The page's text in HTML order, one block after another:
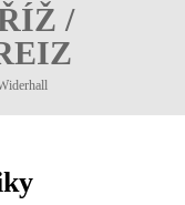
/